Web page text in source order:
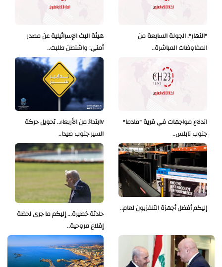
هيئة البث الإسرائيلية عن مصدر
أمني: واشنطن طلبت..
"النهار": الجولة السابعة من
المفاوضات المباشرة..
Vابتداءً من الأربعاء.. تحويل حركة
السير جنوب صيدا..
اندلاع مواجهات في قرية "مادما"
جنوب نابلس..
حادثة خطيرة... إليكم ما جرى لحظة
إقلاع مروحية..
إليكم أفضل أجهزة التلفزيون لعام..